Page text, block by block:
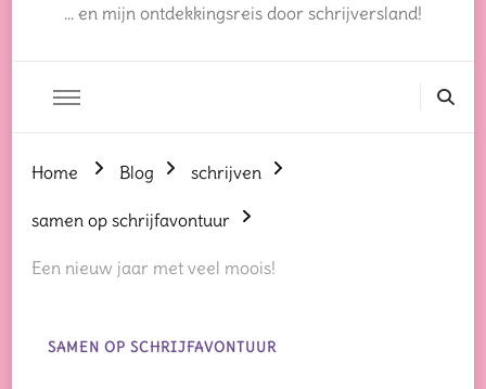
… en mijn ontdekkingsreis door schrijversland!
Home Blog schrijven
samen op schrijfavontuur
Een nieuw jaar met veel moois!
SAMEN OP SCHRIJFAVONTUUR